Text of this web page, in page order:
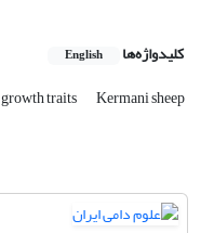
کلیدواژه‌ها English
growth traits Kermani sheep